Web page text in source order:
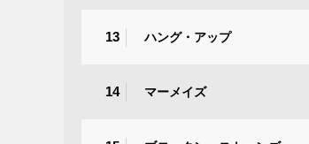
13 ハング・アップ
14 マーメイズ